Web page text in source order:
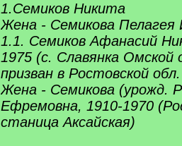
1.Семиков Никита
Жена - Семикова Пелагея
1.1. Семиков Афанасий
1975 (с. Славянка
призван в Ростовской
Жена - Семикова (урожд.
Ефремовна, 1910-1970
станица Аксайская)